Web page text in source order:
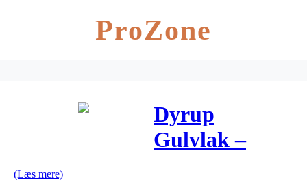
ProZone
Dyrup
Gulvlak –
(Læs mere)